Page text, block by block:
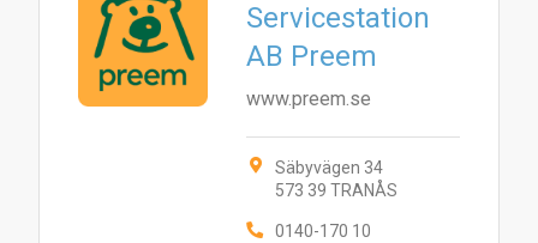
Servicestation
AB Preem
www.preem.se
Säbyvägen 34
573 39 TRANÅS
0140-170 10